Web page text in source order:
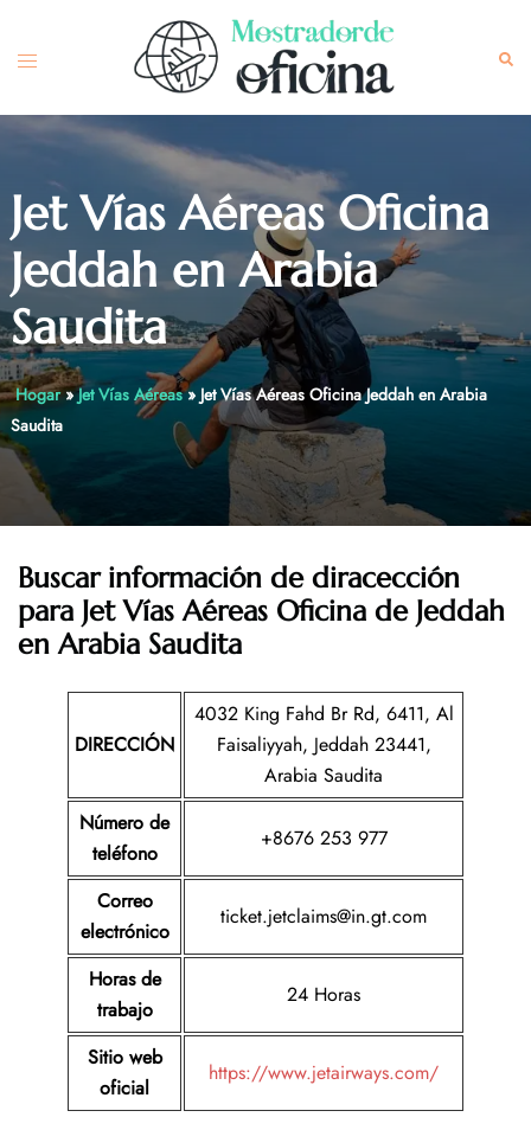
content
Toggle
Jet Vías Aéreas Oficina
Jeddah en Arabia
Saudita
Hogar»Jet Vías Aéreas» Jet Vías Aéreas Oficina Jeddah en Arabia
Saudita
Buscar información de diracección
para Jet Vías Aéreas Oficina de Jeddah
en Arabia Saudita
DIRECCIÓN
4032 King Fahd Br Rd, 6411, Al
Faisaliyyah, Jeddah 23441,
Arabia Saudita
Número de
teléfono
+8676 253 977
Correo
electrónico
ticket.jetclaims@in.gt.com
Horas de
trabajo
24 Horas
Sitio web
oficial
https://www.jetairways.com/